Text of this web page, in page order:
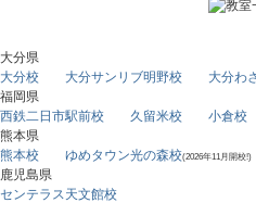
大分県
大分校
大分サンリブ明野校 大分わ
福岡県
西鉄二日市駅前校
久留米校 小倉校
熊本県
熊本校
ゆめタウン光の森校(2026年11月開校!)
鹿児島県
センテラス天文館校